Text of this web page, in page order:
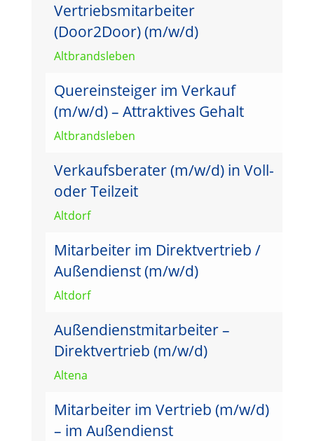
Vertriebsmitarbeiter
(Door2Door) (m/w/d)
Altbrandsleben
Quereinsteiger im Verkauf
(m/w/d) – Attraktives Gehalt
Altbrandsleben
Verkaufsberater (m/w/d) in Voll-
oder Teilzeit
Altdorf
Mitarbeiter im Direktvertrieb /
Außendienst (m/w/d)
Altdorf
Außendienstmitarbeiter –
Direktvertrieb (m/w/d)
Altena
Mitarbeiter im Vertrieb (m/w/d)
– im Außendienst